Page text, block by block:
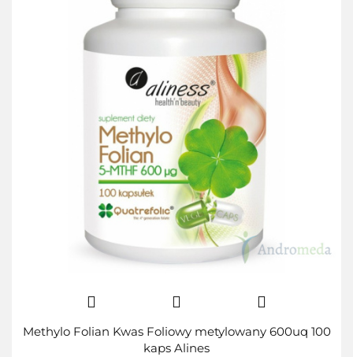
Methylo Folian Kwas Foliowy metylowany 600uq 100
kaps Alines